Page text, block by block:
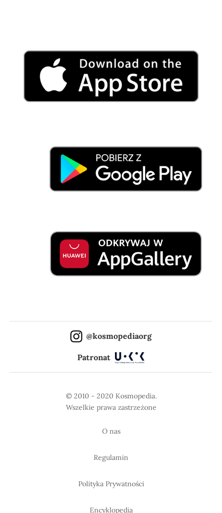
@kosmopediaorg
Patronat
© 2010 - 2020 Kosmopedia.
Wszelkie prawa zastrzeżone
O nas
Regulamin
Polityka Prywatności
Encyklopedia